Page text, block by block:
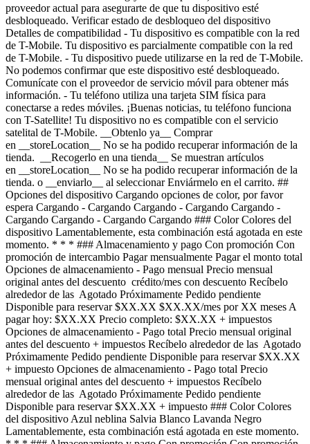
proveedor actual para asegurarte de que tu dispositivo esté
desbloqueado. Verificar estado de desbloqueo del dispositivo
Detalles de compatibilidad - Tu dispositivo es compatible con la red
de T-Mobile. Tu dispositivo es parcialmente compatible con la red
de T-Mobile. - Tu dispositivo puede utilizarse en la red de T-Mobile.
No podemos confirmar que este dispositivo esté desbloqueado.
Comunícate con el proveedor de servicio móvil para obtener más
información. - Tu teléfono utiliza una tarjeta SIM física para
conectarse a redes móviles. ¡Buenas noticias, tu teléfono funciona
con T-Satellite! Tu dispositivo no es compatible con el servicio
satelital de T-Mobile. __Obtenlo ya__ Comprar
en __storeLocation__ No se ha podido recuperar información de la
tienda. __Recogerlo en una tienda__ Se muestran artículos
en __storeLocation__ No se ha podido recuperar información de la
tienda. o __enviarlo__ al seleccionar Enviármelo en el carrito. ##
Opciones del dispositivo Cargando opciones de color, por favor
espera Cargando - Cargando Cargando - Cargando Cargando -
Cargando Cargando - Cargando Cargando ### Color Colores del
dispositivo Lamentablemente, esta combinación está agotada en este
momento. * * * ### Almacenamiento y pago Con promoción Con
promoción de intercambio Pagar mensualmente Pagar el monto total
Opciones de almacenamiento - Pago mensual Precio mensual
original antes del descuento crédito/mes con descuento Recíbelo
alrededor de las Agotado Próximamente Pedido pendiente
Disponible para reservar $XX.XX $XX.XX/mes por XX meses A
pagar hoy: $XX.XX Precio completo: $XX.XX + impuestos
Opciones de almacenamiento - Pago total Precio mensual original
antes del descuento + impuestos Recíbelo alrededor de las Agotado
Próximamente Pedido pendiente Disponible para reservar $XX.XX
+ impuesto Opciones de almacenamiento - Pago total Precio
mensual original antes del descuento + impuestos Recíbelo
alrededor de las Agotado Próximamente Pedido pendiente
Disponible para reservar $XX.XX + impuesto ### Color Colores
del dispositivo Azul neblina Salvia Blanco Lavanda Negro
Lamentablemente, esta combinación está agotada en este momento.